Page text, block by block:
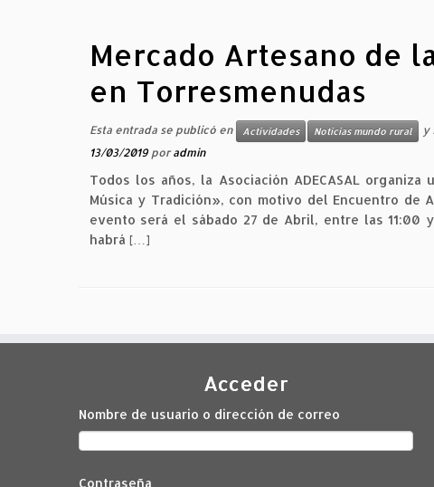
Mercado Artesano de
en Torresmenudas
Esta entrada se publicó en Actividades Noticias mundo rural y
13/03/2019 poradmin
Todos los años, la Asociación ADECASAL
Música y Tradición», con motivo del Encuentro de
evento será el sábado 27 de Abril, entre las 11:00
habrá […]
Acceder
Nombre de usuario o dirección de correo
Contraseña